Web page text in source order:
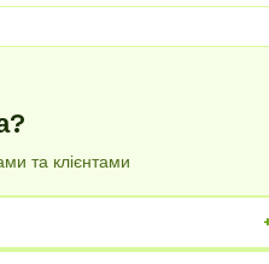
та клієнтами